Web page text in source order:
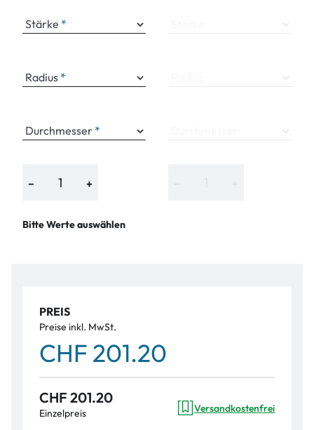
Stärke
Radius
Durchmesser
− +
Bitte Werte auswählen
PREIS
Preise inkl. MwSt.
CHF 201.20
CHF 201.20
Einzelpreis Versandkostenfrei